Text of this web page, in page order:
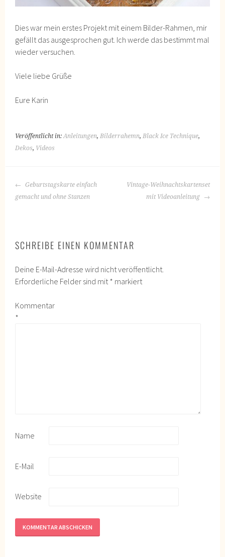
Dies war mein erstes Projekt mit einem Bilder-Rahmen, mir
gefällt das ausgesprochen gut. Ich werde das bestimmt mal
wieder versuchen.
Viele liebe Grüße
Eure Karin
Veröffentlicht in:Anleitungen,Bilderrahemn,Black Ice Technique,
Dekos, Videos
BEITRAGS-
NAVIGATION
Geburtstagskarte einfach
gemacht und ohne Stanzen
Vintage-Weihnachtskartenset
mit Videoanleitung
SCHREIBE EINEN KOMMENTAR
Deine E-Mail-Adresse wird nicht veröffentlicht.
Erforderliche Felder sind mit * markiert
Kommentar
*
Name
E-Mail
Website